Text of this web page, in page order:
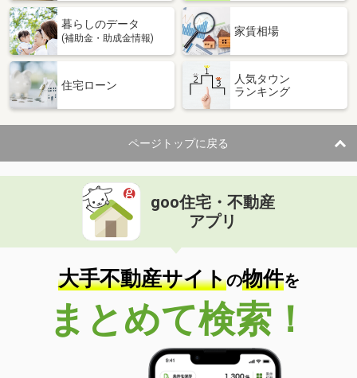
暮らしのデータ
(補助金・助成金情報)
家賃相場
住宅ローン
人気タウン
ランキング
ページトップに戻る
goo住宅・不動産
アプリ
大手不動産サイトの物件を
まとめて検索！